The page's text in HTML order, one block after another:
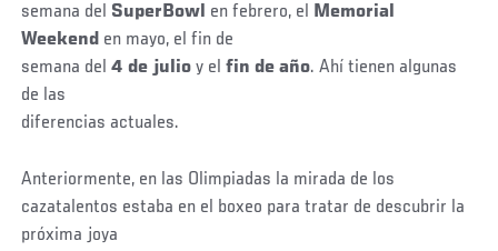
semana del SuperBowl en febrero, el Memorial
Weekend en mayo, el fin de
semana del4 de julioy elfin de año. Ahí tienen algunas
de las
diferencias actuales.
Anteriormente, en las Olimpiadas la mirada de los
cazatalentos estaba en el boxeo para tratar de descubrir la
próxima joya